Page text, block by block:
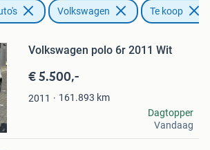
Volkswagen Te koop
Volkswagen polo 6r 2011 Wit
€ 5.500,-
2011 161.893 km
Dagtopper
Vandaag